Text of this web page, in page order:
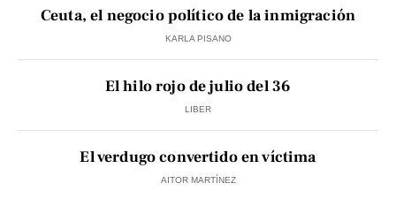
Ceuta, el negocio político de la inmigración
KARLA PISANO
El hilo rojo de julio del 36
LIBER
El verdugo convertido en víctima
AITOR MARTÍNEZ